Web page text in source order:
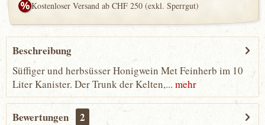
Kostenloser Versand ab CHF 250 (exkl. Sperrgut)
Beschreibung
Süffiger und herbsüsser Honigwein Met Feinherb im 10
Liter Kanister. Der Trunk der Kelten,... mehr
Bewertungen 2